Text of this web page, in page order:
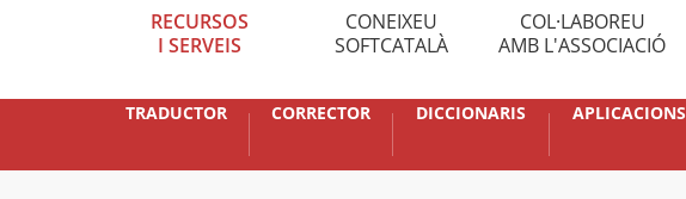
RECURSOS
I SERVEIS
CONEIXEU
SOFTCATALÀ
COL·LABOREU
AMB L'ASSOCIACIÓ
TRADUCTOR CORRECTOR DICCIONARIS APLICACIONS